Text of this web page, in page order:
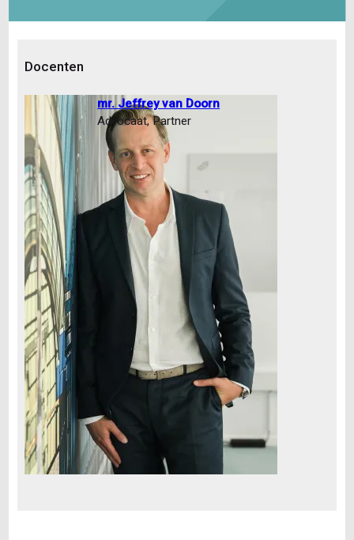
Docenten
mr. Jeffrey van Doorn
Advocaat, Partner